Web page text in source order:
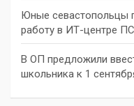
Юные севастопольцы
работу в ИТ-центре
В ОП предложили
школьника к 1